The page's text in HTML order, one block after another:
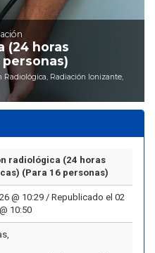
(24 horas
personas)
Radiación Ionizante,
radiológica (24 horas
(Para 16 personas)
@ 10:29 / Republicado el 02
10:50